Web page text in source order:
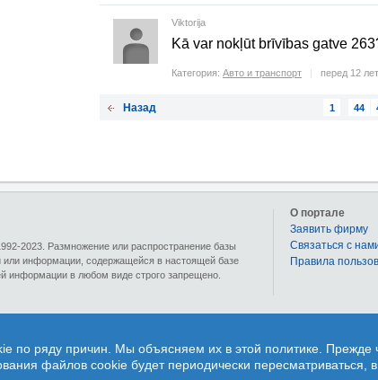
по ряду причин. Мы объясняем их в этой политике.
файлов cookie будет периодически пересматриваться,
Viktorija
Kā var nokļūt brīvības gatve
Категория: Авто и транспорт перед 12 лет
Назад 1 44
2023. Размножение или распространение базы
или информации, содержащейся в настоящей базе
информации в любом виде строго запрещено.
О портале
Заявить фирму
Связаться с
Правила
портал, предсатвляющий бизнес информацию о более чем 90 000
со значительной скидкой индивидуально, не обременяясь ограничениями
предоставляет отличнуй возможность каждому пользователю задать свой